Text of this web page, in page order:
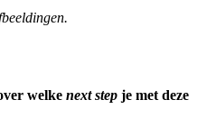
welke next step je met deze